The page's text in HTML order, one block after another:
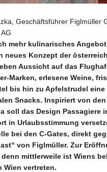
Geschäftsführer Figlmüller
mehr kulinarisches
neues Konzept der
Aussicht auf das
Marken, erlesene Weine,
bis hin zu Apfelstrudel eine
Snacks. Inspiriert von
soll das Design Passagiere
in Urlaubsstimmung
bei den C-Gates, direkt
von Figlmüller. Zur
mittlerweile ist Wiens
Wien vertreten.